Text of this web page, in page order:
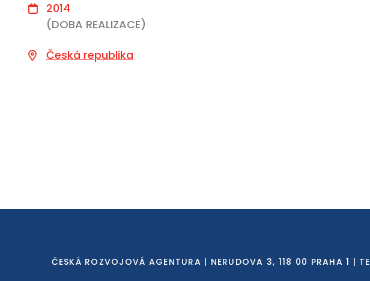
2014
(DOBA REALIZACE)
Česká republika
ČESKÁ ROZVOJOVÁ AGENTURA | NERUDOVA 3, 118 00 PRAHA 1 |